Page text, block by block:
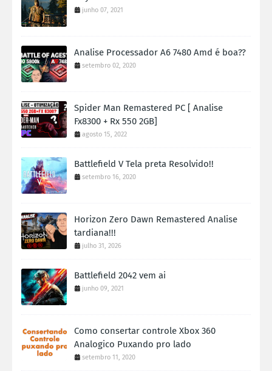
junho 07, 2021
Analise Processador A6 7480 Amd é boa??
setembro 02, 2020
Spider Man Remastered PC [ Analise
Fx8300 + Rx 550 2GB]
agosto 15, 2022
Battlefield V Tela preta Resolvido!!
setembro 16, 2020
Horizon Zero Dawn Remastered Analise
tardiana!!!
julho 31, 2026
Battlefield 2042 vem ai
junho 09, 2021
Como consertar controle Xbox 360
Analogico Puxando pro lado
setembro 11, 2020